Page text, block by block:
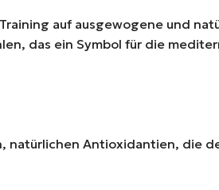
auf ausgewogene und
das ein Symbol für die
natürlichen Antioxidantien, die